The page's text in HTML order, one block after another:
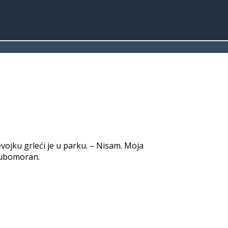
grleći je u parku. – Nisam. Moja